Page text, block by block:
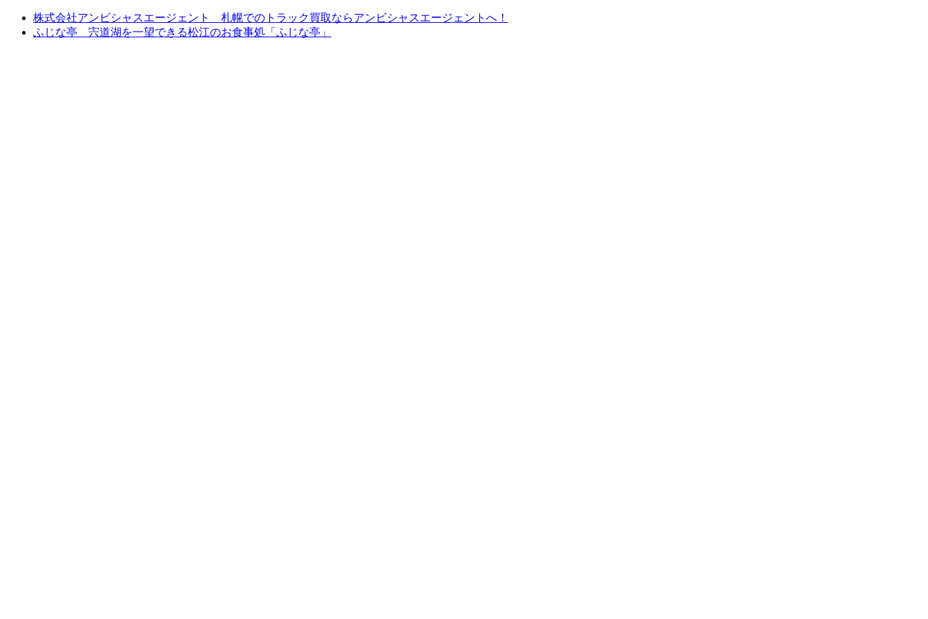
株式会社アンビシャスエージェント 札幌でのトラック買取ならアンビシャスエージェントへ！
ふじな亭 宍道湖を一望できる松江のお食事処「ふじな亭」